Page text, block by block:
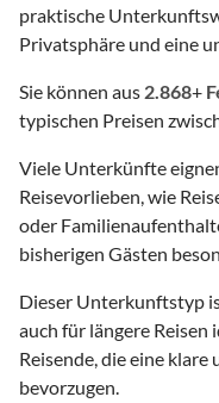
praktische
Privatsphäre und eine
Sie können aus 2.868+
typischen Preisen
Viele Unterkünfte
Reisevorlieben, wie
oder
bisherigen Gästen
Dieser Unterkunftstyp
auch für längere Reisen
Reisende, die eine
bevorzugen.